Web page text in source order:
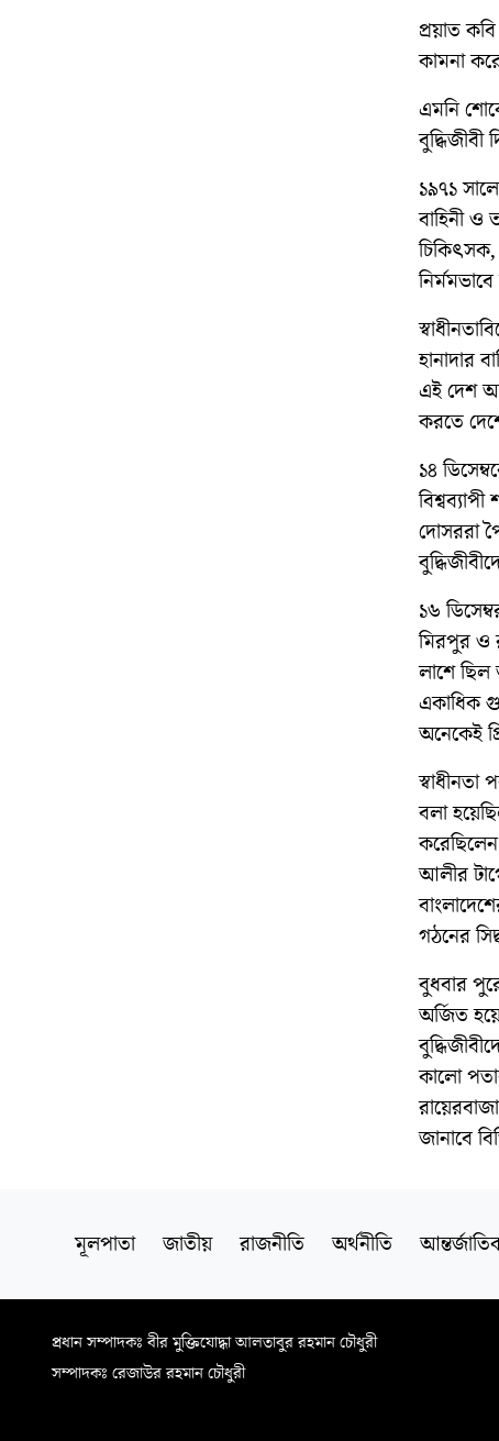
প্রয়াত
কামনা
এমনি
বুদ্ধিজীবী
১৯৭১
বাহিনী ও
চিকিৎসক,
হানাদার
এই দেশ
করতে
১৪
দোসররা
১৬
মিরপুর ও
লাশে ছিল
একাধিক
অনেকেই
স্বাধীনতা
বলা
আলীর
গঠনের
বুধবার
অর্জিত
কালো
জানাবে
মূলপাতা জাতীয় রাজনীতি অর্থনীতি
প্রধান সম্পাদকঃ বীর মুক্তিযোদ্ধা আলতাবুর রহমান চৌধুরী
সম্পাদকঃ রেজাউর রহমান চৌধুরী